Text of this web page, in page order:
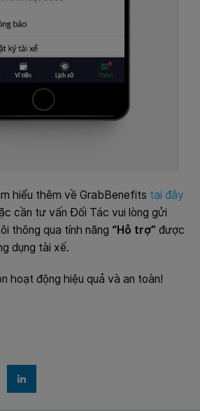
hiểu thêm về GrabBenefits tại đây
cần tư vấn Đối Tác vui lòng gửi
thông qua tính năng “Hỗ trợ” được
dụng tài xế.
hoạt động hiệu quả và an toàn!